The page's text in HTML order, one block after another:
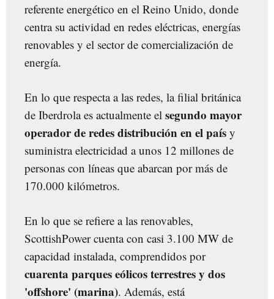
referente energético en el Reino Unido, donde
centra su actividad en redes eléctricas, energías
renovables y el sector de comercialización de
energía.
En lo que respecta a las redes, la filial británica
de Iberdrola es actualmente el segundo mayor
operador de redes distribución en el país y
suministra electricidad a unos 12 millones de
personas con líneas que abarcan por más de
170.000 kilómetros.
En lo que se refiere a las renovables,
ScottishPower cuenta con casi 3.100 MW de
capacidad instalada, comprendidos por
cuarenta parques eólicos terrestres y dos
'offshore' (marina). Además, está